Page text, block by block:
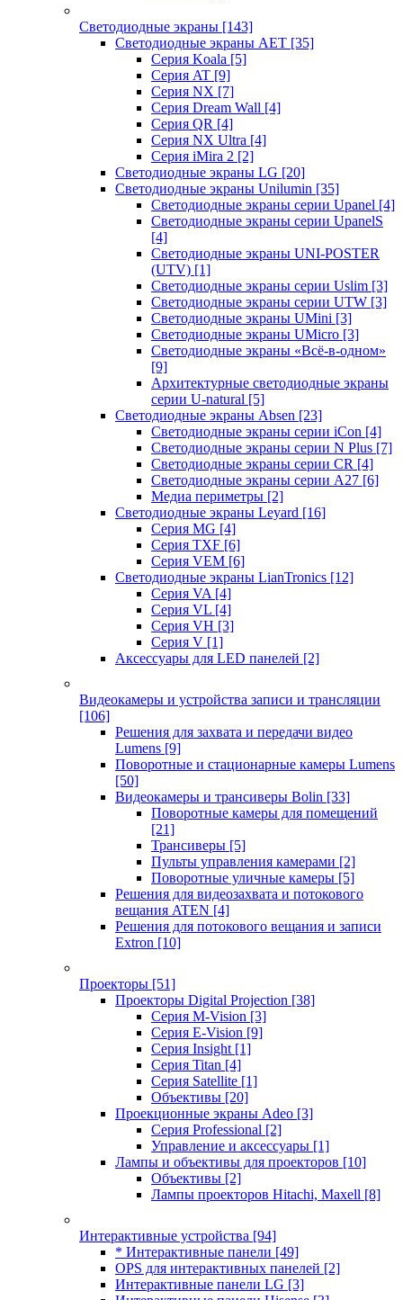
Светодиодные экраны [143]
Светодиодные экраны AET [35]
Cерия Koala [5]
Серия AT [9]
Серия NX [7]
Серия Dream Wall [4]
Серия QR [4]
Серия NX Ultra [4]
Серия iMira 2 [2]
Светодиодные экраны LG [20]
Светодиодные экраны Unilumin [35]
Светодиодные экраны серии Upanel [4]
Светодиодные экраны серии UpanelS
[4]
Светодиодные экраны UNI-POSTER
(UTV) [1]
Светодиодные экраны серии Uslim [3]
Светодиодные экраны серии UTW [3]
Светодиодные экраны UMini [3]
Светодиодные экраны UMicro [3]
Светодиодные экраны «Всё-в-одном»
[9]
Архитектурные светодиодные экраны
серии U-natural [5]
Светодиодные экраны Absen [23]
Светодиодные экраны серии iCon [4]
Светодиодные экраны серии N Plus [7]
Светодиодные экраны серии CR [4]
Светодиодные экраны серии А27 [6]
Медиа периметры [2]
Светодиодные экраны Leyard [16]
Серия MG [4]
Серия TXF [6]
Серия VEM [6]
Светодиодные экраны LianTronics [12]
Серия VA [4]
Серия VL [4]
Серия VH [3]
Серия V [1]
Аксессуары для LED панелей [2]
Видеокамеры и устройства записи и трансляции
[106]
Решения для захвата и передачи видео
Lumens [9]
Поворотные и стационарные камеры Lumens
[50]
Видеокамеры и трансиверы Bolin [33]
Поворотные камеры для помещений
[21]
Трансиверы [5]
Пульты управления камерами [2]
Поворотные уличные камеры [5]
Решения для видеозахвата и потокового
вещания ATEN [4]
Решения для потокового вещания и записи
Extron [10]
Проекторы [51]
Проекторы Digital Projection [38]
Серия M-Vision [3]
Серия E-Vision [9]
Серия Insight [1]
Серия Titan [4]
Серия Satellite [1]
Объективы [20]
Проекционные экраны Adeo [3]
Серия Professional [2]
Управление и аксессуары [1]
Лампы и объективы для проекторов [10]
Объективы [2]
Лампы проекторов Hitachi, Maxell [8]
Интерактивные устройства [94]
* Интерактивные панели [49]
OPS для интерактивных панелей [2]
Интерактивные панели LG [3]